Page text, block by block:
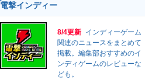
電撃インディー
8/4更新 インディーゲーム
関連のニュースをまとめて
掲載。編集部おすすめのイ
ンディゲームのレビューな
ども。